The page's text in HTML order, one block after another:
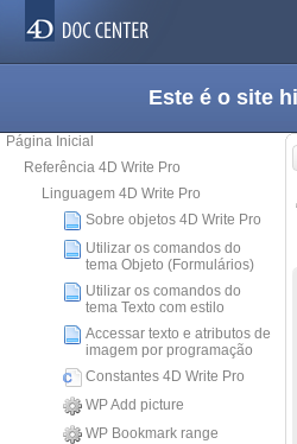
Este é o site
Página Inicial
Referência 4D Write Pro
Linguagem 4D Write Pro
Sobre objetos 4D Write Pro
Utilizar os comandos do
tema Objeto (Formulários)
Utilizar os comandos do
tema Texto com estilo
Accessar texto e atributos de
imagem por programação
Constantes 4D Write Pro
WP Add picture
WP Bookmark range